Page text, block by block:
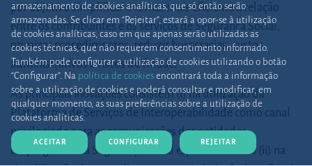
por objetivo simplificar e tornar mais eficiente a relação
entre os contribuintes e os serviços de Segurança Social,
otimizar procedimentos, reduzir burocracias, custos
administrativos e riscos de fraude.
As principais inovações consistem (i) na utilização da
Plataforma de Serviços de Interoperabilidade como canal
privilegiado para as comunicações das entidades
empregadoras à Segurança Social e, por outro lado (ii) na
armazenamento de cookies analíticas, que só então serão
armazenadas. Se clicar em “Rejeitar”, estará a opor-se à utilização
de cookies analíticas, caso em que apenas serão utilizadas as
cookies técnicas, que não requerem consentimento informado.
Também pode configurar a utilização de cookies utilizando o botão
“Configurar”. Na política de cookies encontrará toda a informação
sobre a utilização de cookies e poderá consultar e modificar, em
qualquer momento, as suas preferências sobre a utilização de
cookies analíticas.
ACEITAR CONFIGURAR REJEITAR